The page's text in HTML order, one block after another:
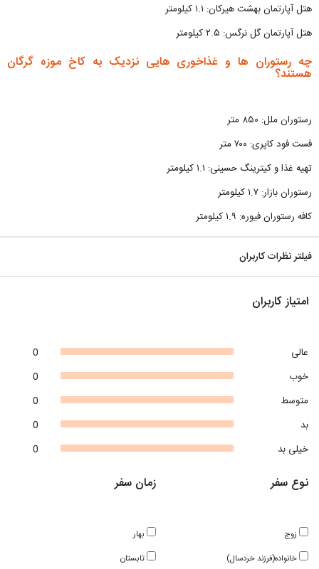
هتل آپارتمان بهشت هیرکان: ۱.۱ کیلومتر
هتل آپارتمان گل نرگس: ۲.۵ کیلومتر
چه رستوران ها و غذاخوری هایی نزدیک به کاخ موزه گرگان
هستند؟
رستوران ملل: ۸۵۰ متر
فست فود کاپری: ۷۰۰ متر
تهیه غذا و کیترینگ حسینی: ۱.۱ کیلومتر
رستوران بازار: ۱.۷ کیلومتر
کافه رستوران فیوره: ۱.۹ کیلومتر
فیلتر نظرات کاربران
امتیاز کاربران
0
عالی
0
خوب
0
متوسط
0
بد
0
خیلی بد
زمان سفر
بهار
تابستان
نوع سفر
زوج
خانواده(فرزند خردسال)